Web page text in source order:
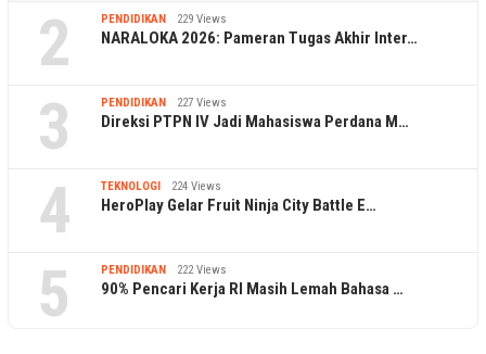
2 PENDIDIKAN 229 Views
NARALOKA 2026: Pameran Tugas Akhir Inter…
3 PENDIDIKAN 227 Views
Direksi PTPN IV Jadi Mahasiswa Perdana M…
4 TEKNOLOGI 224 Views
HeroPlay Gelar Fruit Ninja City Battle E…
5 PENDIDIKAN 222 Views
90% Pencari Kerja RI Masih Lemah Bahasa …